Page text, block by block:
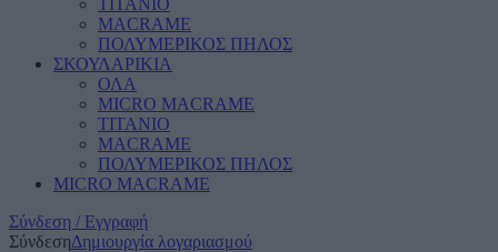
ΤΙΤΑΝΙΟ
MACRAME
ΠΟΛΥΜΕΡΙΚΟΣ ΠΗΛΟΣ
ΣΚΟΥΛΑΡΙΚΙΑ
ΟΛΑ
MICRO MACRAME
ΤΙΤΑΝΙΟ
MACRAME
ΠΟΛΥΜΕΡΙΚΟΣ ΠΗΛΟΣ
MICRO MACRAME
Σύνδεση / Εγγραφή
ΣύνδεσηΔημιουργία λογαριασμού